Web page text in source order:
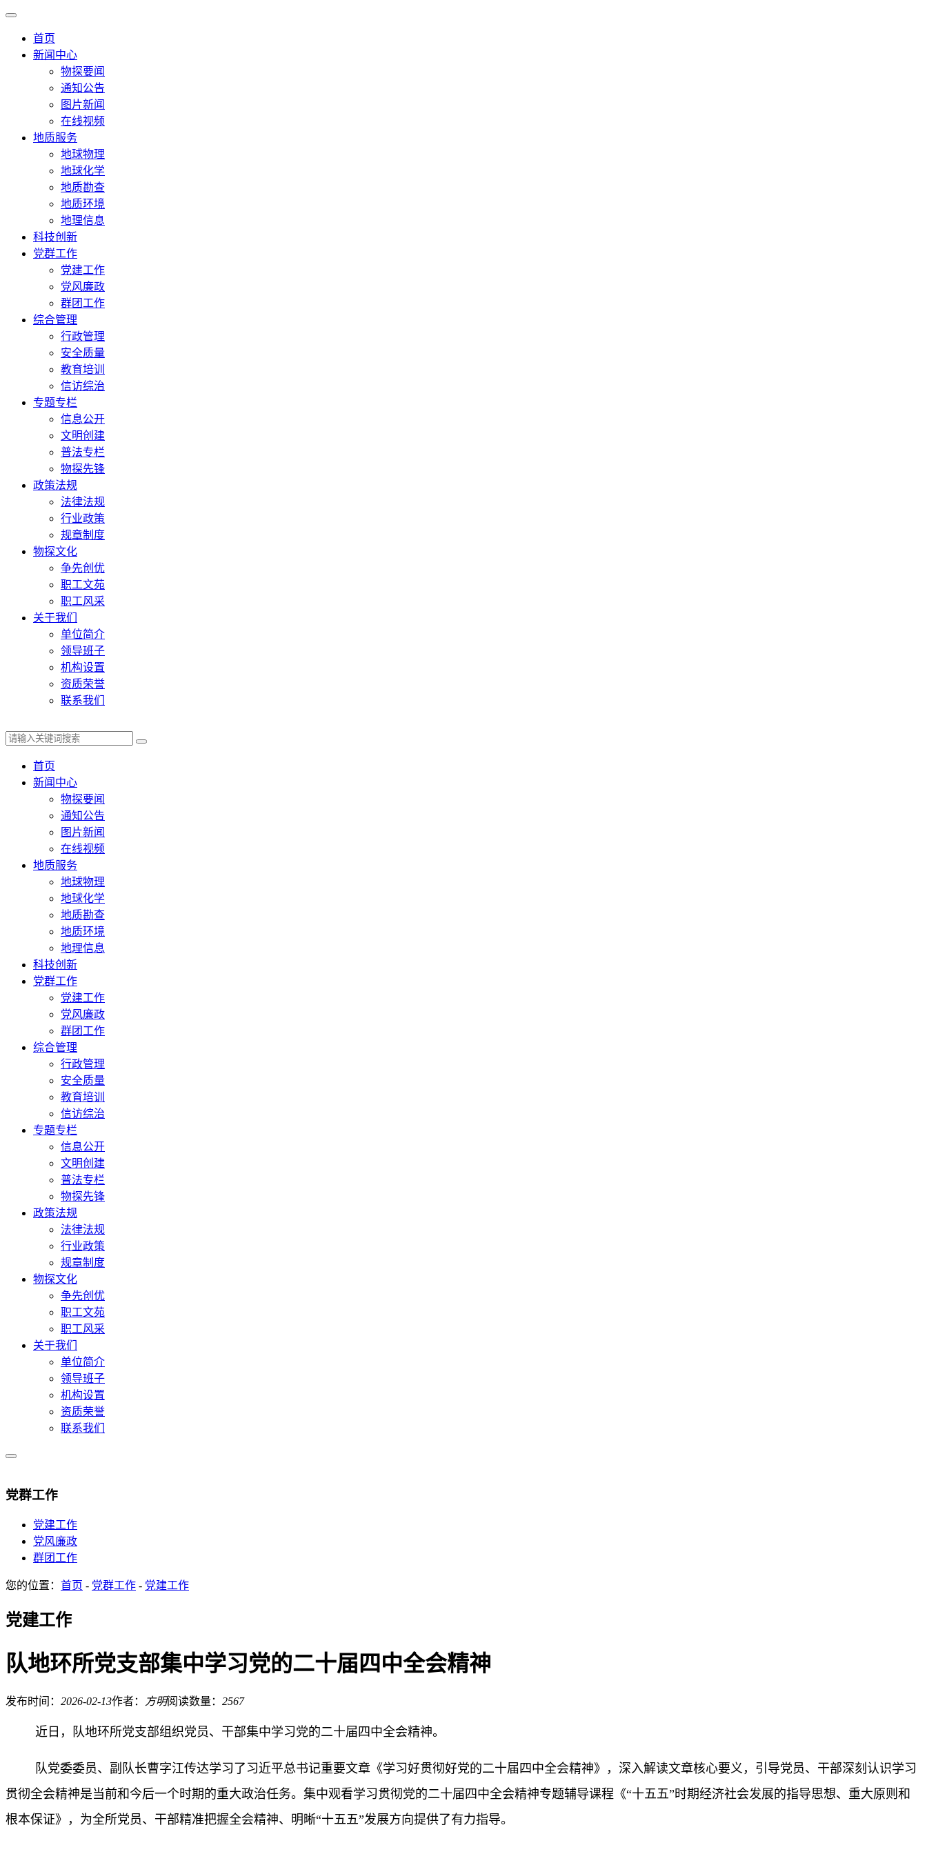
首页
新闻中心
物探要闻
通知公告
图片新闻
在线视频
地质服务
地球物理
地球化学
地质勘查
地质环境
地理信息
科技创新
党群工作
党建工作
党风廉政
群团工作
综合管理
行政管理
安全质量
教育培训
信访综治
专题专栏
信息公开
文明创建
普法专栏
物探先锋
政策法规
法律法规
行业政策
规章制度
物探文化
争先创优
职工文苑
职工风采
关于我们
单位简介
领导班子
机构设置
资质荣誉
联系我们
首页
新闻中心
物探要闻
通知公告
图片新闻
在线视频
地质服务
地球物理
地球化学
地质勘查
地质环境
地理信息
科技创新
党群工作
党建工作
党风廉政
群团工作
综合管理
行政管理
安全质量
教育培训
信访综治
专题专栏
信息公开
文明创建
普法专栏
物探先锋
政策法规
法律法规
行业政策
规章制度
物探文化
争先创优
职工文苑
职工风采
关于我们
单位简介
领导班子
机构设置
资质荣誉
联系我们
党群工作
党建工作
党风廉政
群团工作
您的位置： 首页 - 党群工作 - 党建工作
党建工作
队地环所党支部集中学习党的二十届四中全会精神
发布时间： 2026-02-13作者： 方明阅读数量： 2567
近日，队地环所党支部组织党员、干部集中学习党的二十届四中全会精神。
队党委委员、副队长曹字江传达学习了习近平总书记重要文章《学习好贯彻好党的二十届四中全会精神》，深入解读文章核心要义，引导党员、干部深刻认识学习
贯彻全会精神是当前和今后一个时期的重大政治任务。集中观看学习贯彻党的二十届四中全会精神专题辅导课程《“十五五”时期经济社会发展的指导思想、重大原则和
根本保证》，为全所党员、干部精准把握全会精神、明晰“十五五”发展方向提供了有力指导。